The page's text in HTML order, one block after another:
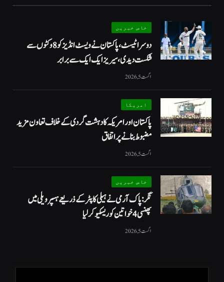
خاص خبریں
دوسرا ٹیسٹ، پاکستان نے ویسٹ انڈیز کو 8 وکٹوں سے
شکست دیدی، سیریز ایک ایک سے برابر
اگست 5, 2026
امریکا
پاکستان اور امریکہ کا دہشت گردی کے خلاف تعاون مزید
مضبوط بنانے پر اتفاق
اگست 5, 2026
خاص خبریں
نگر: پاک آرمی نے ہیلی کاپٹر کے ذریعے ہسپر ویلی میں
پھنسی 4 خواتین کو ریسکیو کرلیا
اگست 5, 2026